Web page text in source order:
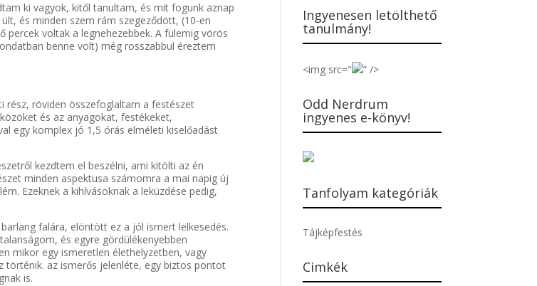
ki vagyok, kitől tanultam, és mit fogunk aznap
és minden szem rám szegeződött, (10-en
voltak a legnehezebbek. A fülemig vörös
benne volt) még rosszabbul éreztem
rész, röviden összefoglaltam a festészet
és az anyagokat, festékeket,
egy komplex jó 1,5 órás elméleti kiselőadást
kezdtem el beszélni, ami kitölti az én
minden aspektusa számomra a mai napig új
Ezeknek a kihívásoknak a leküzdése pedig,
falára, elöntött ez a jól ismert lelkesedés.
és egyre gördülékenyebben
mikor egy ismeretlen élethelyzetben, vagy
történik. az ismerős jelenléte, egy biztos pontot
is.
Ingyenesen letölthető
tanulmány!
<img src=" ” />
Odd Nerdrum
ingyenes e-könyv!
Tanfolyam kategóriák
Tájképfestés
Cimkék